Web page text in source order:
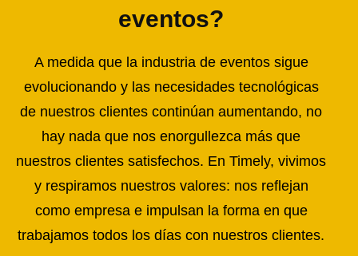
eventos?
A medida que la industria de eventos sigue
evolucionando y las necesidades tecnológicas
de nuestros clientes continúan aumentando, no
hay nada que nos enorgullezca más que
nuestros clientes satisfechos. En Timely, vivimos
y respiramos nuestros valores: nos reflejan
como empresa e impulsan la forma en que
trabajamos todos los días con nuestros clientes.